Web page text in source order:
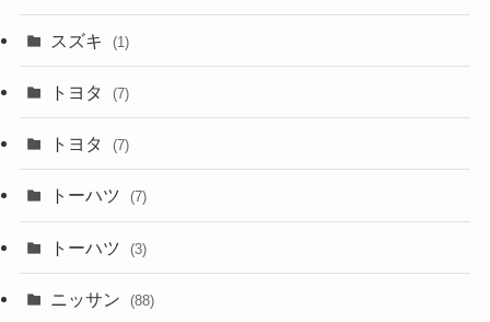
スズキ (1)
トヨタ (7)
トヨタ (7)
トーハツ (7)
トーハツ (3)
ニッサン (88)